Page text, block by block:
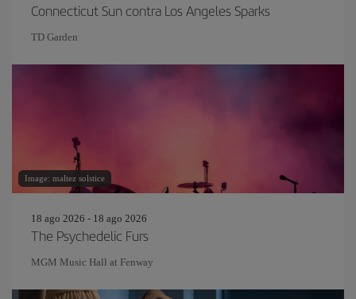
Connecticut Sun contra Los Angeles Sparks
TD Garden
Image: maltez solstice
18 ago 2026 - 18 ago 2026
The Psychedelic Furs
MGM Music Hall at Fenway